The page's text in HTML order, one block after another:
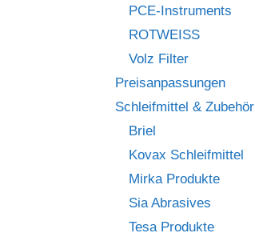
PCE-Instruments
ROTWEISS
Volz Filter
Preisanpassungen
Schleifmittel & Zubehör
Briel
Kovax Schleifmittel
Mirka Produkte
Sia Abrasives
Tesa Produkte